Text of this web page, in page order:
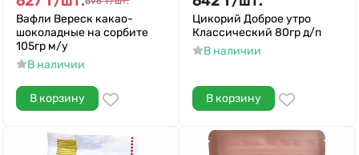
Вафли Вереск какао-
шоколадные на сорбите
105гр м/у
В наличии
В корзину
Цикорий Доброе утро
Классический 80гр д/п
В наличии
В корзину